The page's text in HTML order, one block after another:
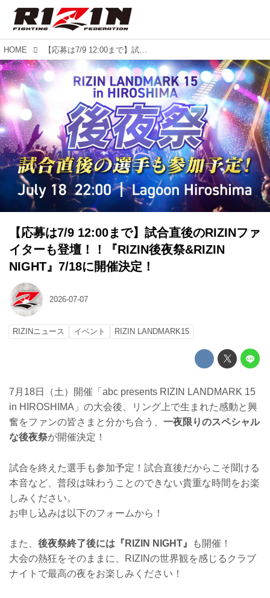
HOME 【応募は7/9 12:00まで】試合直後のRIZINファイターも登壇！！『RIZIN後夜祭&RIZIN NIGHT』7/18に開催決定！
【応募は7/9 12:00まで】試合直後のRIZINファ
イターも登壇！！『RIZIN後夜祭&RIZIN
NIGHT』7/18に開催決定！
2026-07-07
RIZINニュース イベント RIZIN LANDMARK15
7月18日（土）開催「abc presents RIZIN LANDMARK 15
in HIROSHIMA」の大会後、リング上で生まれた感動と興
奮をファンの皆さまと分かち合う、 一夜限りのスペシャル
な後夜祭が開催決定！
試合を終えた選手も参加予定！試合直後だからこそ聞ける
本音など、普段は味わうことのできない貴重な時間をお楽
しみください。
お申し込みは以下のフォームから！
また、 後夜祭終了後には『RIZIN NIGHT』
も開催！
大会の熱狂をそのままに、RIZINの世界観を感じるクラブ
ナイトで最高の夜をお楽しみください！